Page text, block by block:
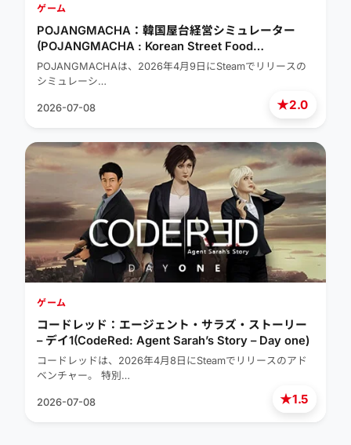
★2.0
ゲーム
POJANGMACHA：韓国屋台経営シミュレーター
(POJANGMACHA : Korean Street Food
Management Simulator)
POJANGMACHAは、2026年4月9日にSteamでリリースの
シミュレーシ…
2026-07-08
★1.5
ゲーム
コードレッド：エージェント・サラズ・ストーリー
– デイ1(CodeRed: Agent Sarah’s Story – Day one)
コードレッドは、2026年4月8日にSteamでリリースのアド
ベンチャー。 特別…
2026-07-08